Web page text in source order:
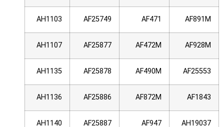
AF891M
AF471
AF25749
AH1103
AF928M
AF472M
AF25877
AH1107
AF25553
AF490M
AF25878
AH1135
AF1843
AF872M
AF25886
AH1136
AH19037
AF947
AF25887
AH1140